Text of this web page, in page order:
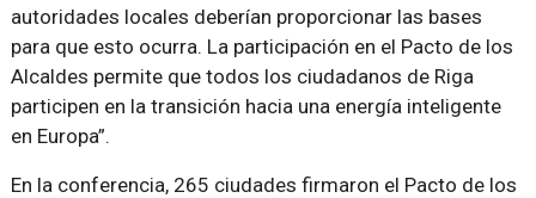
autoridades locales deberían proporcionar las bases
para que esto ocurra. La participación en el Pacto de los
Alcaldes permite que todos los ciudadanos de Riga
participen en la transición hacia una energía inteligente
en Europa”.
En la conferencia, 265 ciudades firmaron el Pacto de los